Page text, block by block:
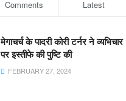
Comments Latest
मेगाचर्च के पादरी कोरी टर्नर ने व्यभिचार
पर इस्तीफे की पुष्टि की
FEBRUARY 27, 2024